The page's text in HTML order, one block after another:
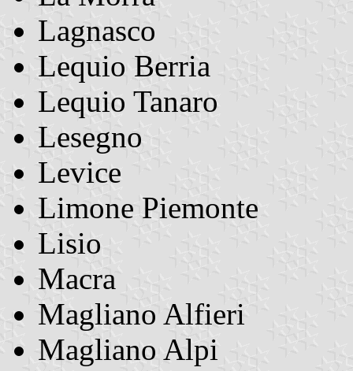
Lagnasco
Lequio Berria
Lequio Tanaro
Lesegno
Levice
Limone Piemonte
Lisio
Macra
Magliano Alfieri
Magliano Alpi